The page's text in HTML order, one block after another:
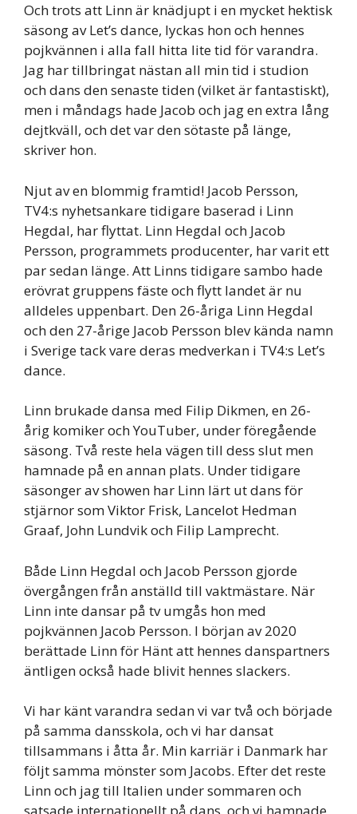
Och trots att Linn är knädjupt i en mycket hektisk
säsong av Let’s dance, lyckas hon och hennes
pojkvännen i alla fall hitta lite tid för varandra.
Jag har tillbringat nästan all min tid i studion
och dans den senaste tiden (vilket är fantastiskt),
men i måndags hade Jacob och jag en extra lång
dejtkväll, och det var den sötaste på länge,
skriver hon.
Njut av en blommig framtid! Jacob Persson,
TV4:s nyhetsankare tidigare baserad i Linn
Hegdal, har flyttat. Linn Hegdal och Jacob
Persson, programmets producenter, har varit ett
par sedan länge. Att Linns tidigare sambo hade
erövrat gruppens fäste och flytt landet är nu
alldeles uppenbart. Den 26-åriga Linn Hegdal
och den 27-årige Jacob Persson blev kända namn
i Sverige tack vare deras medverkan i TV4:s Let’s
dance.
Linn brukade dansa med Filip Dikmen, en 26-
årig komiker och YouTuber, under föregående
säsong. Två reste hela vägen till dess slut men
hamnade på en annan plats. Under tidigare
säsonger av showen har Linn lärt ut dans för
stjärnor som Viktor Frisk, Lancelot Hedman
Graaf, John Lundvik och Filip Lamprecht.
Både Linn Hegdal och Jacob Persson gjorde
övergången från anställd till vaktmästare. När
Linn inte dansar på tv umgås hon med
pojkvännen Jacob Persson. I början av 2020
berättade Linn för Hänt att hennes danspartners
äntligen också hade blivit hennes slackers.
Vi har känt varandra sedan vi var två och började
på samma dansskola, och vi har dansat
tillsammans i åtta år. Min karriär i Danmark har
följt samma mönster som Jacobs. Efter det reste
Linn och jag till Italien under sommaren och